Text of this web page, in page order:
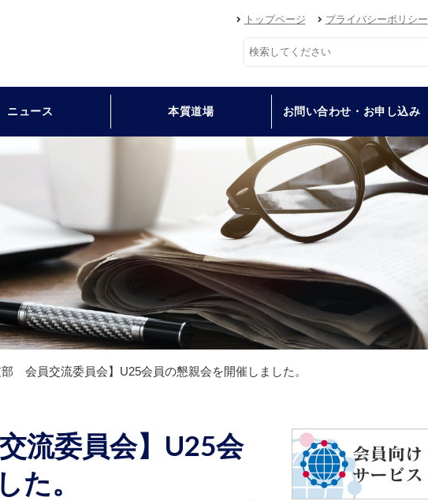
トップページ プライバシーポリシー
ニュース 本質道場 お問い合わせ・お申し込み
部 会員交流委員会】U25会員の懇親会を開催しました。
流委員会】U25会
た。